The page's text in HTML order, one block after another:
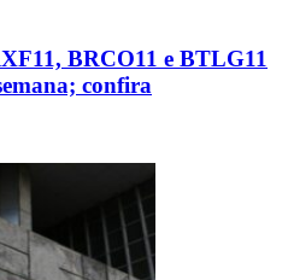
BRCO11 e BTLG11
confira